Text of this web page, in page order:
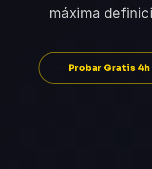
máxima
Probar Gratis 4h